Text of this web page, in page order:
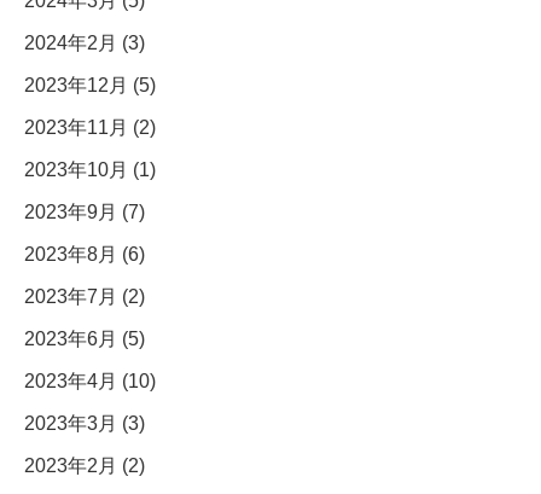
2024年2月 (3)
2023年12月 (5)
2023年11月 (2)
2023年10月 (1)
2023年9月 (7)
2023年8月 (6)
2023年7月 (2)
2023年6月 (5)
2023年4月 (10)
2023年3月 (3)
2023年2月 (2)